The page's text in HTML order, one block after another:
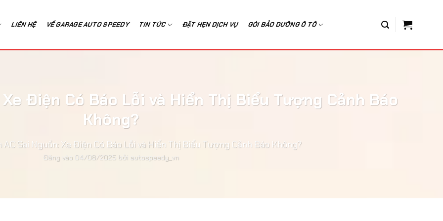
LIÊN HỆ VỀ GARAGE AUTO SPEEDY TIN TỨC ĐẶT HẸN DỊCH VỤ GÓI BẢO DƯỠNG Ô TÔ
Điện Có Báo Lỗi và Hiển Thị Biểu Tượng Cảnh Báo
Không?
AC Sai Nguồn: Xe Điện Có Báo Lỗi và Hiển Thị Biểu Tượng Cảnh Báo Không?
Đăng vào 04/08/2025 bởi autospeedy_vn